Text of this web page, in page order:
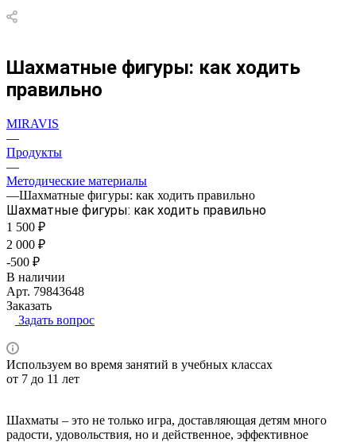
Шахматные фигуры: как ходить
правильно
MIRAVIS
—
Продукты
—
Методические материалы
—Шахматные фигуры: как ходить правильно
Шахматные фигуры: как ходить правильно
1 500 ₽
2 000 ₽
-500 ₽
В наличии
Арт. 79843648
Заказать
Задать вопрос
Используем во время занятий в учебных классах
от 7 до 11 лет
Шахматы – это не только игра, доставляющая детям много
радости, удовольствия, но и действенное, эффективное